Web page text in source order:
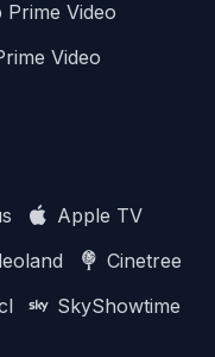
Prime Video
Video
Apple TV
Cinetree
SkyShowtime